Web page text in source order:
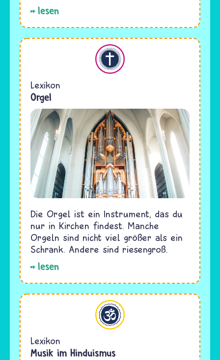
lesen
Christentum
Lexikon
Orgel
Die Orgel ist ein Instrument, das du
nur in Kirchen findest. Manche
Orgeln sind nicht viel größer als ein
Schrank. Andere sind riesengroß.
lesen
Hinduismus
Lexikon
Musik im Hinduismus